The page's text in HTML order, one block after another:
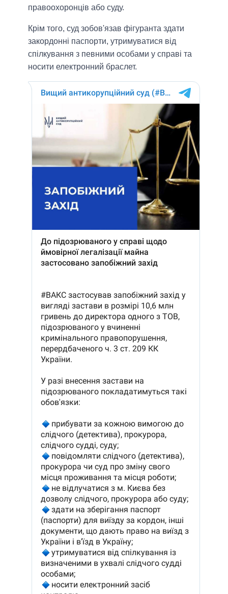
правоохоронців або суду.
Крім того, суд зобов'язав фігуранта здати
закордонні паспорти, утримуватися від
спілкування з певними особами у справі та
носити електронний браслет.